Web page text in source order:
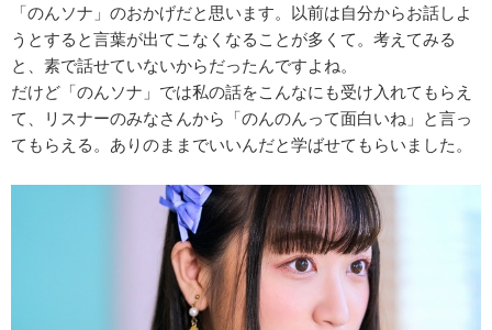
「のんソナ」のおかげだと思います。以前は自分からお話しよ
うとすると言葉が出てこなくなることが多くて。考えてみる
と、素で話せていないからだったんですよね。
だけど「のんソナ」では私の話をこんなにも受け入れてもらえ
て、リスナーのみなさんから「のんのんって面白いね」と言っ
てもらえる。ありのままでいいんだと学ばせてもらいました。